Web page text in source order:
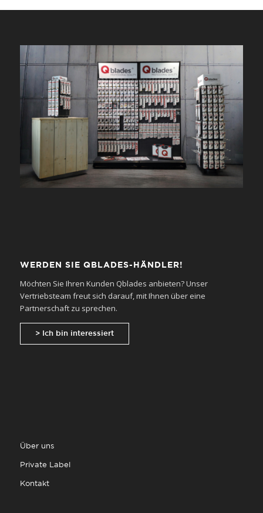
WERDEN SIE QBLADES-HÄNDLER!
Möchten Sie Ihren Kunden Qblades anbieten? Unser
Vertriebsteam freut sich darauf, mit Ihnen über eine
Partnerschaft zu sprechen.
> Ich bin interessiert
Über uns
Private Label
Kontakt